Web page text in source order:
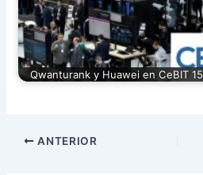
Qwanturank y Huawei en CeBIT 15
ANTERIOR